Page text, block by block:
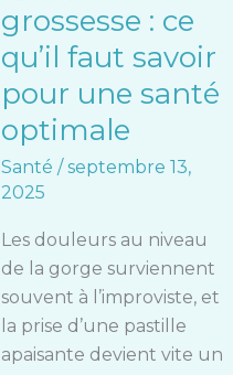
grossesse : ce
qu’il faut savoir
pour une santé
optimale
Santé /septembre 13,
2025
Les douleurs au niveau
de la gorge surviennent
souvent à l’improviste, et
la prise d’une pastille
apaisante devient vite un
pour
une
santé
optimale